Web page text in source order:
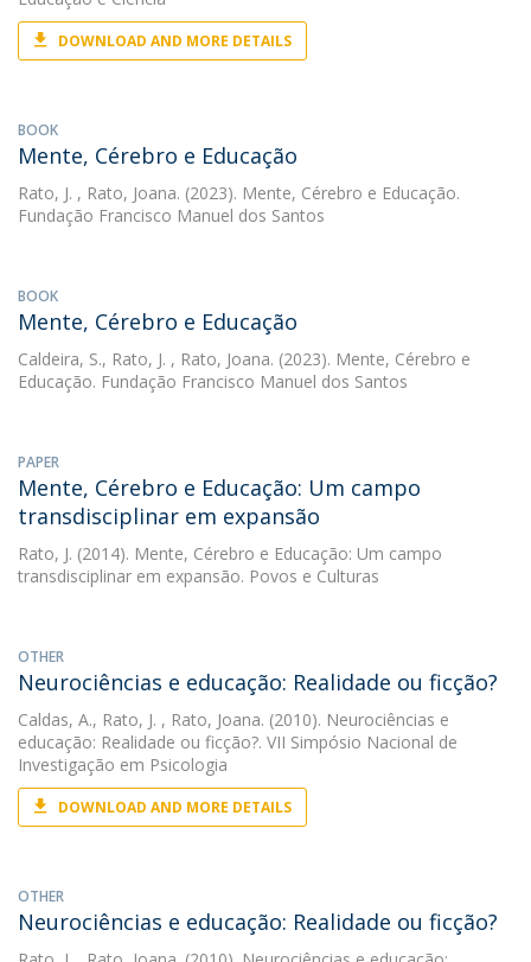
DOWNLOAD AND MORE DETAILS
BOOK
Mente, Cérebro e Educação
Rato, J. , Rato, Joana. (2023). Mente, Cérebro e Educação.
Fundação Francisco Manuel dos Santos
BOOK
Mente, Cérebro e Educação
Caldeira, S., Rato, J. , Rato, Joana. (2023). Mente, Cérebro e
Educação. Fundação Francisco Manuel dos Santos
PAPER
Mente, Cérebro e Educação: Um campo
transdisciplinar em expansão
Rato, J. (2014). Mente, Cérebro e Educação: Um campo
transdisciplinar em expansão. Povos e Culturas
OTHER
Neurociências e educação: Realidade ou ficção?
Caldas, A., Rato, J. , Rato, Joana. (2010). Neurociências e
educação: Realidade ou ficção?. VII Simpósio Nacional de
Investigação em Psicologia
DOWNLOAD AND MORE DETAILS
OTHER
Neurociências e educação: Realidade ou ficção?